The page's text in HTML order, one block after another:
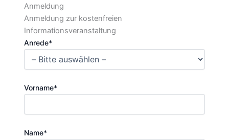
Anmeldung
Anmeldung zur kostenfreien
Informationsveranstaltung
Anrede*
Vorname*
Name*